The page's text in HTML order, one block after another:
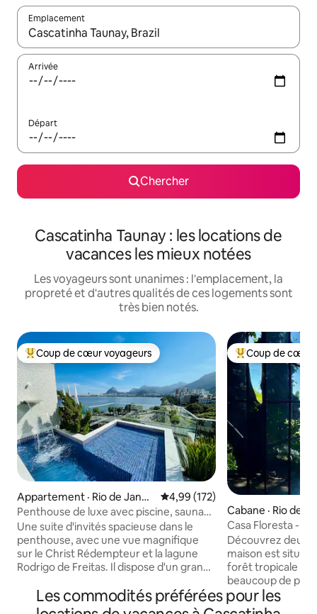
Emplacement
Quand les résultats sont affichés, parcourez-les en utilisant
Arrivée
Départ
Chercher
Cascatinha Taunay : les locations de
vacances les mieux notées
Les voyageurs sont unanimes : l'emplacement, la
propreté et d'autres qualités de ces logements sont
très bien notés.
Coup de cœur voyageurs parmi les plus aimés
Coup de cœur voyageurs
Appartement · Rio de Janeir
o
Note moyenne de 4,99 sur 5,
4,99 (172)
Penthouse de luxe avec piscine, sauna
et intimité.
Une suite d'invités spacieuse dans le
penthouse, avec une vue magnifique
sur le Christ Rédempteur et la lagune
Rodrigo de Freitas. Il dispose d'un grand
une cascade, d'une demi-salle de bain,
d'un sauna à vapeur avec douche, d'une
Coup de cœur
Coup de cœur
Cabane · Rio de
Casa Floresta -
l'océan
Découvrez deux
maison est située
forêt tropicale
beaucoup de
sur la mer de
serez à 2 km de
Les commodités préférées pour les